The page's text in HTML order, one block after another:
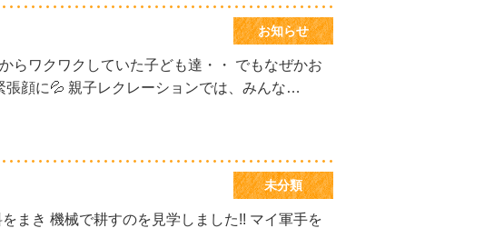
お知らせ
らワクワクしていた子ども達・・ でもなぜかお
張顔に💦 親子レクレーションでは、みんな…
未分類
まき 機械で耕すのを見学しました!! マイ軍手を